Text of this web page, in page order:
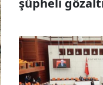
şüpheli